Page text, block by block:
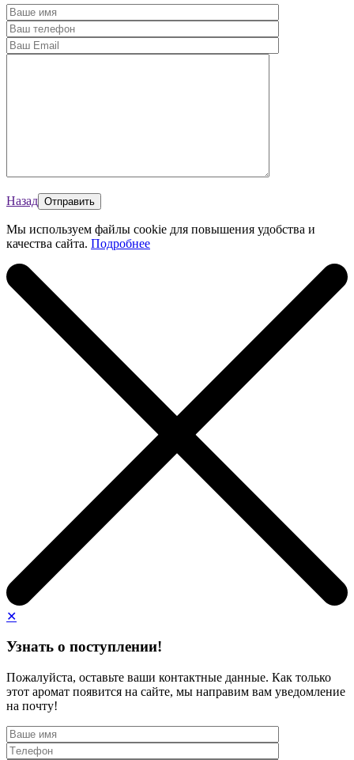
Назад
Мы используем файлы cookie для повышения удобства и
качества сайта. Подробнее
✕
Узнать о поступлении!
Пожалуйста, оставьте ваши контактные данные. Как только
этот аромат появится на сайте, мы направим вам уведомление
на почту!